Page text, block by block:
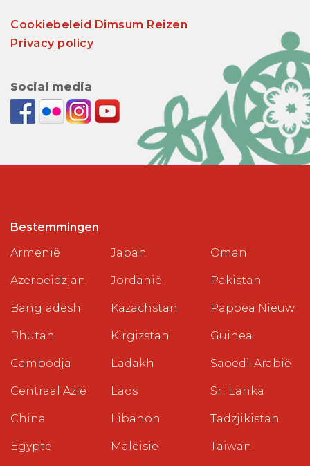
Cookiebeleid Dimsum Reizen
Privacy policy
Social media
Bestemmingen
Armenië
Azerbeidzjan
Bangladesh
Bhutan
Cambodja
Centraal Azië
China
Egypte
Japan
Jordanië
Kazachstan
Kirgizstan
Ladakh
Laos
Libanon
Maleisië
Oman
Pakistan
Papoea Nieuw
Guinea
Saoedi-Arabië
Sri Lanka
Tadzjikistan
Taiwan